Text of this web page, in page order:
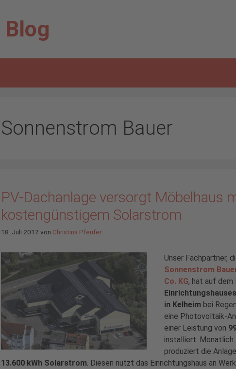
Blog
Sonnenstrom Bauer
PV-Dachanlage versorgt Möbelhaus
kostengünstigem Solarstrom
18. Juli 2017 von Christina Pfeufer
Unser Fachpartner,
Sonnenstrom
Co. KG, hat auf dem
in Kelheim bei
eine Photovoltaik-
einer Leistung von
installiert. Monatlich
produziert die
13.600 kWh Solarstrom . Diesen nutzt das Einrichtungshaus an